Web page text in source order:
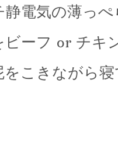
電気の薄っ
ーフ or チキ
こきながら